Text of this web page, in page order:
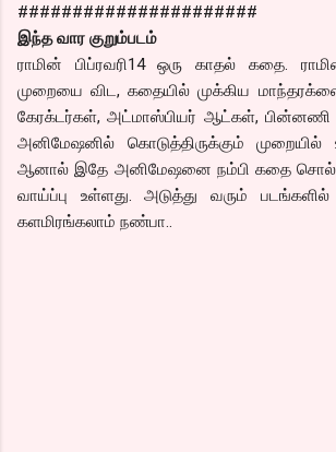
######################
இந்த வார குறும்படம்
ராமின் பிப்ரவரி14 ஒரு காதல் கதை.
முறையை விட, கதையில் முக்கிய
கேரக்டர்கள், அட்மாஸ்பியர் ஆட்கள், பின்னணி
அனிமேஷனில் கொடுத்திருக்கும் முறையில்
ஆனால் இதே அனிமேஷனை நம்பி கதை
வாய்ப்பு உள்ளது. அடுத்து வரும்
களமிரங்கலாம் நண்பா..